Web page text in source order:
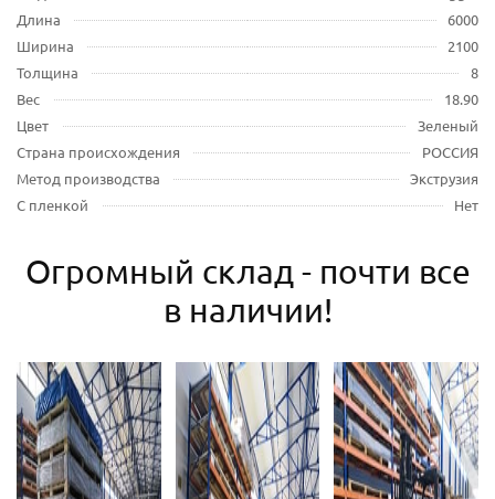
Длина
6000
Ширина
2100
Толщина
8
Вес
18.90
Цвет
Зеленый
Страна происхождения
РОССИЯ
Метод производства
Экструзия
С пленкой
Нет
Огромный склад - почти все
в наличии!